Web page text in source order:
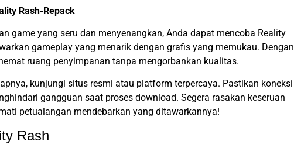
Rash-Repack
game yang seru dan menyenangkan, Anda dapat mencoba Reality
gameplay yang menarik dengan grafis yang memukau. Dengan
ruang penyimpanan tanpa mengorbankan kualitas.
kunjungi situs resmi atau platform terpercaya. Pastikan koneksi
gangguan saat proses download. Segera rasakan keseruan
petualangan mendebarkan yang ditawarkannya!
Rash